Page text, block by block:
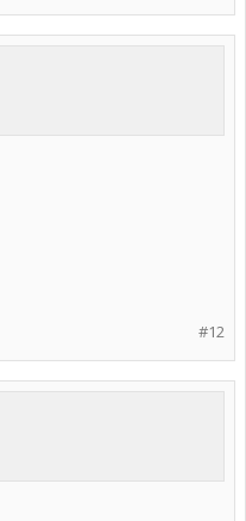
#12